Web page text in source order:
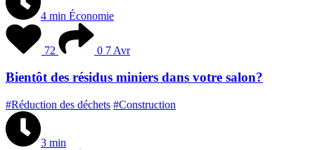
4 min Économie
72 0 7 Avr
Bientôt des résidus miniers dans votre salon?
#Réduction des déchets #Construction
3 min